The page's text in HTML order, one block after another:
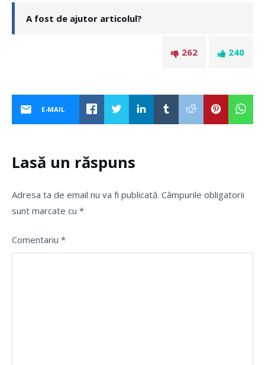
A fost de ajutor articolul?
240
262
E-MAIL
Lasă un răspuns
Adresa ta de email nu va fi publicată. Câmpurile obligatorii
sunt marcate cu *
Comentariu *